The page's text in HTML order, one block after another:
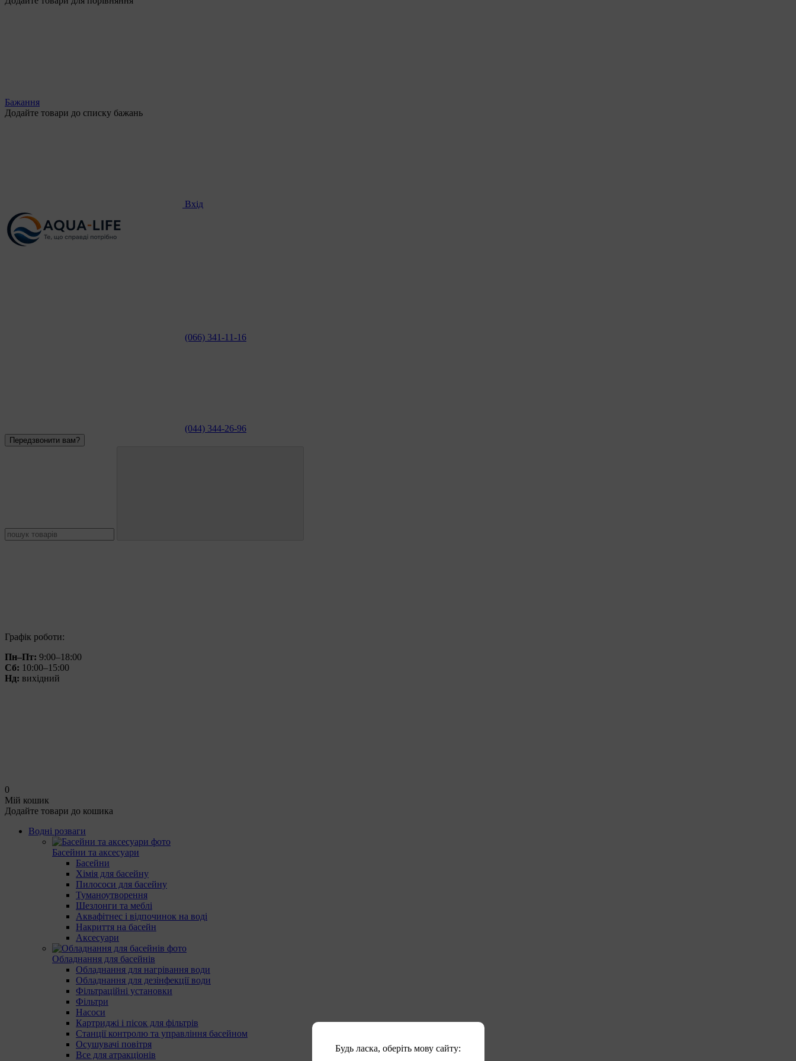
Бажання
Додайте товари до списку бажань
Вхід
(066) 341-11-16
(044) 344-26-96
Передзвонити вам?
Графік роботи:
Пн–Пт: 9:00–18:00
Сб: 10:00–15:00
Нд: вихідний
0
Мій кошик
Додайте товари до кошика
Водні розваги
Басейни та аксесуари
Басейни
Хімія для басейну
Пилососи для басейну
Туманоутворення
Шезлонги та меблі
Аквафітнес і відпочинок на воді
Накриття на басейн
Аксесуари
Обладнання для басейнів
Обладнання для нагрівання води
Обладнання для дезінфекції води
Фільтраційні установки
Фільтри
Насоси
Картриджі і пісок для фільтрів
Станції контролю та управління басейном
Осушувачі повітря
Все для атракціонів
Будь ласка, оберіть мову сайту: